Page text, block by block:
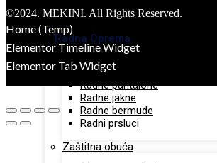
Tech portfolio
Radna Oprema
Radna odeća
Radne pantalone
Radne jakne
Radne bermude
Radni prsluci
Zaštitna obuća
©2024. MEKINI. All Rights Reserved.
Home (Temp)
Elementor Timeline Widget
Elementor Tab Widget